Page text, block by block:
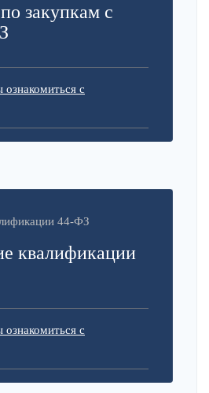
закупкам с
с
44-ФЗ
квалификации
с